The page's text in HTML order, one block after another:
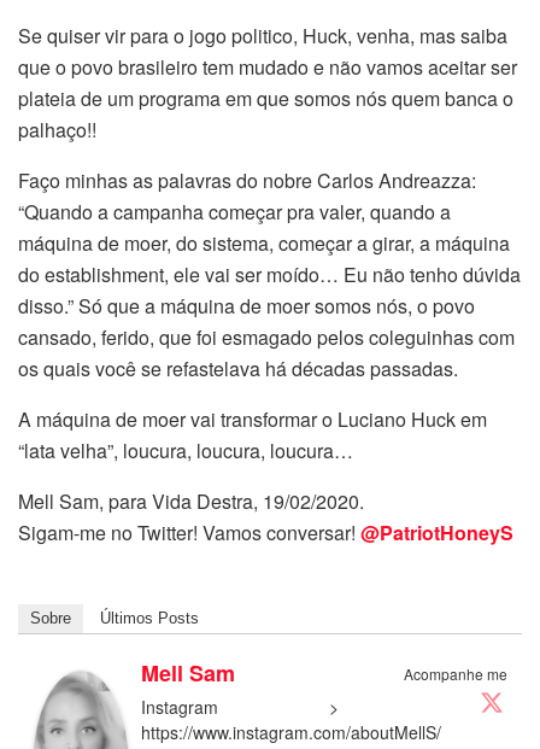
Se quiser vir para o jogo politico, Huck, venha, mas saiba
que o povo brasileiro tem mudado e não vamos aceitar ser
plateia de um programa em que somos nós quem banca o
palhaço!!
Faço minhas as palavras do nobre Carlos Andreazza:
“Quando a campanha começar pra valer, quando a
máquina de moer, do sistema, começar a girar, a máquina
do establishment, ele vai ser moído… Eu não tenho dúvida
disso.” Só que a máquina de moer somos nós, o povo
cansado, ferido, que foi esmagado pelos coleguinhas com
os quais você se refastelava há décadas passadas.
A máquina de moer vai transformar o Luciano Huck em
“lata velha”, loucura, loucura, loucura…
Mell Sam, para Vida Destra, 19/02/2020.
Sigam-me no Twitter! Vamos conversar! @PatriotHoneyS
Sobre Últimos Posts
Acompanhe me
Mell Sam
Instagram >
https://www.instagram.com/aboutMellS/